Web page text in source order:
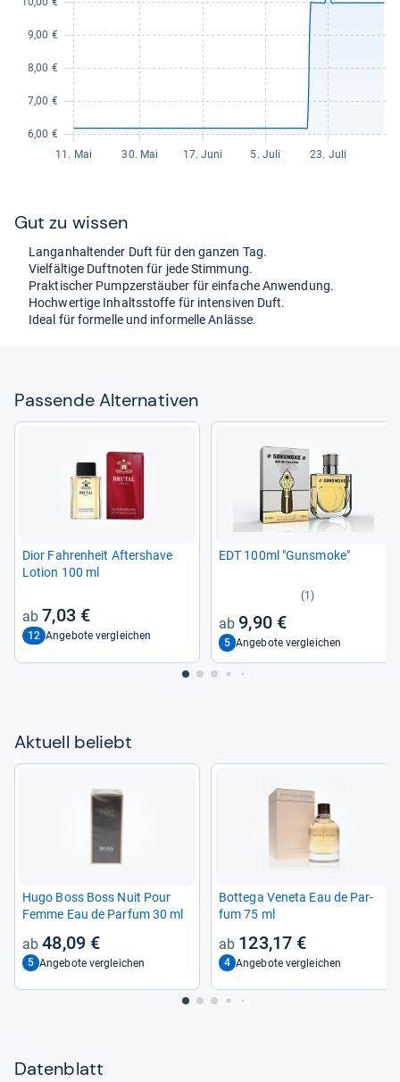
Gut zu wis­sen
Lan­gan­hal­ten­der Duft für den gan­zen Tag.
Viel­fäl­tige Duft­no­ten für jede Stim­mung.
Prak­ti­scher Pump­zer­stäu­ber für ein­fa­che Anwen­dung.
Hoch­wer­tige Inhaltss­toffe für inten­si­ven Duft.
Ideal für for­melle und infor­melle Anlässe.
Pas­sende Alter­na­ti­ven
Dior Fah­ren­heit Afters­have
Lotion 100 ml
7,03 €
12 Angebote vergleichen
EDT 100ml "Guns­moke"
(1)
9,90 €
5 Angebote vergleichen
Aktu­ell beliebt
Hugo Boss Boss Nuit Pour
Femme Eau de Par­fum 30 ml
48,09 €
5 Angebote vergleichen
Bot­tega Veneta Eau de Par­
fum 75 ml
123,17 €
4 Angebote vergleichen
Datenblatt